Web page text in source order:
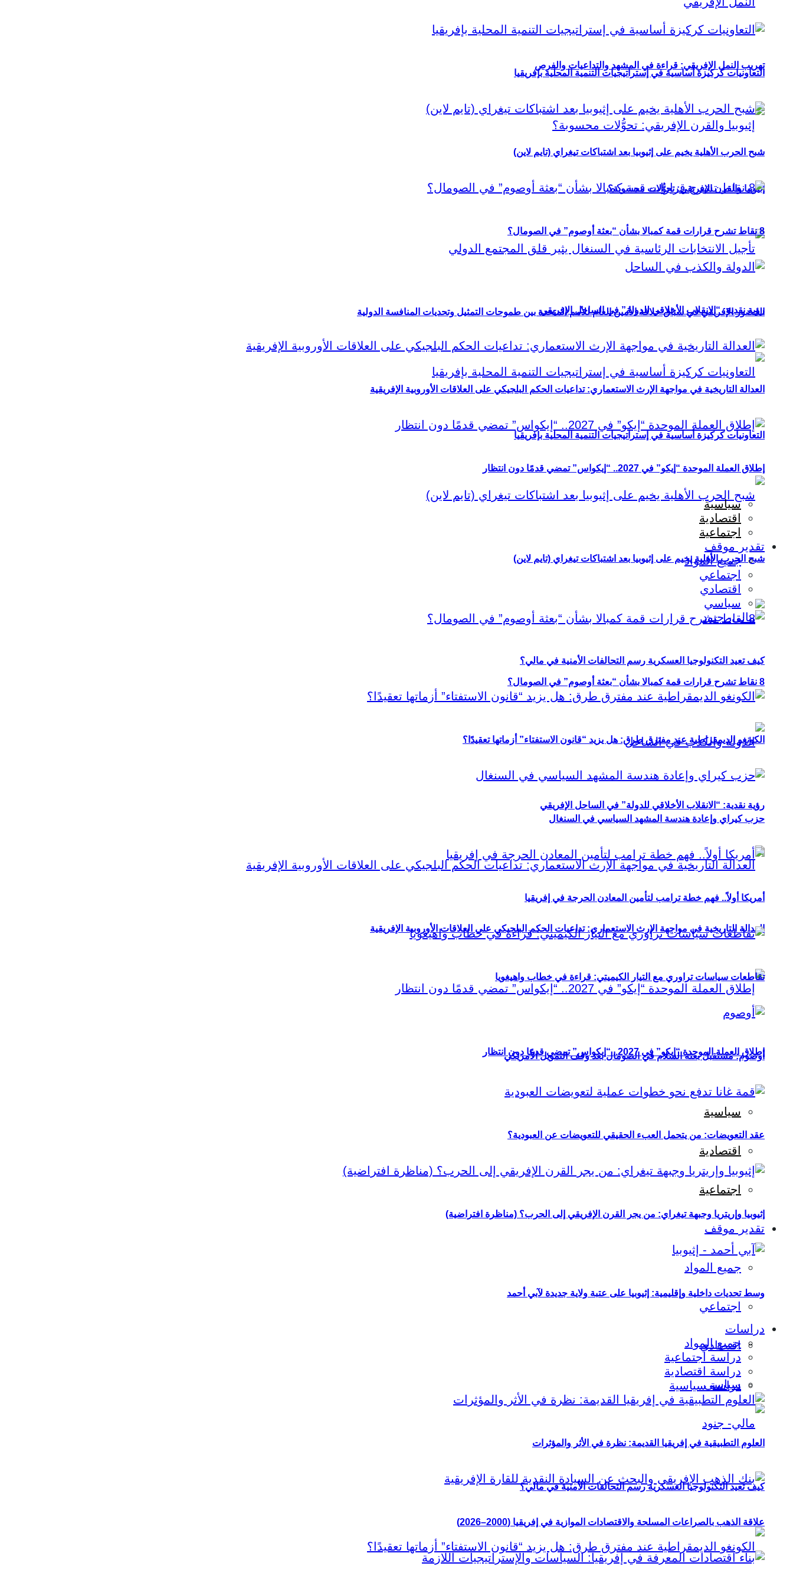
تهريب النمل الإفريقي: قراءة في المشهد والتداعيات والفرص
إثيوبيا والقرن الإفريقي: تحوُّلات محسوبة؟
الحضور الإفريقي في سباق خلافة الأمين العام للأمم المتحدة بين طموحات التمثيل وتحديات المنافسة الدولية
التعاونيات كركيزة أساسية في إستراتيجيات التنمية المحلية بإفريقيا
شبح الحرب الأهلية يخيم على إثيوبيا بعد اشتباكات تيغراي (تايم لاين)
8 نقاط تشرح قرارات قمة كمبالا بشأن “بعثة أوصوم” في الصومال؟
رؤية نقدية: “الانقلاب الأخلاقي للدولة” في الساحل الإفريقي
العدالة التاريخية في مواجهة الإرث الاستعماري: تداعيات الحكم البلجيكي على العلاقات الأوروبية الإفريقية
إطلاق العملة الموحدة “إيكو” في 2027.. “إيكواس” تمضي قدمًا دون انتظار
سياسية
اقتصادية
اجتماعية
تقدير موقف
جميع المواد
اجتماعي
اقتصادي
سياسي
كيف تعيد التكنولوجيا العسكرية رسم التحالفات الأمنية في مالي؟
التعاونيات كركيزة أساسية في إستراتيجيات التنمية المحلية بإفريقيا
شبح الحرب الأهلية يخيم على إثيوبيا بعد اشتباكات تيغراي (تايم لاين)
8 نقاط تشرح قرارات قمة كمبالا بشأن “بعثة أوصوم” في الصومال؟
رؤية نقدية: “الانقلاب الأخلاقي للدولة” في الساحل الإفريقي
العدالة التاريخية في مواجهة الإرث الاستعماري: تداعيات الحكم البلجيكي على العلاقات الأوروبية الإفريقية
إطلاق العملة الموحدة “إيكو” في 2027.. “إيكواس” تمضي قدمًا دون انتظار
سياسية
اقتصادية
اجتماعية
تقدير موقف
جميع المواد
اجتماعي
اقتصادي
سياسي
كيف تعيد التكنولوجيا العسكرية رسم التحالفات الأمنية في مالي؟
الكونغو الديمقراطية عند مفترق طرق: هل يزيد “قانون الاستفتاء” أزماتها تعقيدًا؟
حزب كيراي وإعادة هندسة المشهد السياسي في السنغال
أمريكا أولاً.. فهم خطة ترامب لتأمين المعادن الحرجة في إفريقيا
تقاطعات سياسات تراوري مع التيار الكيميتي: قراءة في خطاب واهيغويا
أوصوم: مستقبل بعثة السلام في الصومال بعد وقف التمويل الأمريكي
عقد التعويضات: من يتحمل العبء الحقيقي للتعويضات عن العبودية؟
إثيوبيا وإريتريا وجبهة تيغراي: من يجر القرن الإفريقي إلى الحرب؟ (مناظرة افتراضية)
وسط تحديات داخلية وإقليمية: إثيوبيا على عتبة ولاية جديدة لآبي أحمد
دراسات
جميع المواد
دراسة اجتماعية
دراسة اقتصادية
دراسة سياسية
العلوم التطبيقية في إفريقيا القديمة: نظرة في الأثر والمؤثرات
علاقة الذهب بالصراعات المسلحة والاقتصادات الموازية في إفريقيا (2000–2026)